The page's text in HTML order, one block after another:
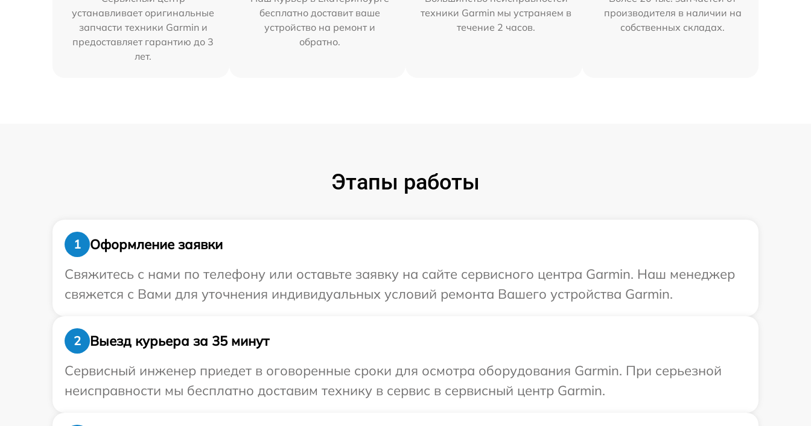
устанавливает оригинальные
запчасти техники Garmin и
предоставляет гарантию до 3
лет.
бесплатно доставит ваше
устройство на ремонт и
обратно.
техники Garmin мы устраняем в
течение 2 часов.
производителя в наличии на
собственных складах.
Этапы работы
1
Оформление заявки
Свяжитесь с нами по телефону или оставьте заявку на сайте сервисного центра Garmin. Наш менеджер
свяжется с Вами для уточнения индивидуальных условий ремонта Вашего устройства Garmin.
2
Выезд курьера за 35 минут
Сервисный инженер приедет в оговоренные сроки для осмотра оборудования Garmin. При серьезной
неисправности мы бесплатно доставим технику в сервис в сервисный центр Garmin.